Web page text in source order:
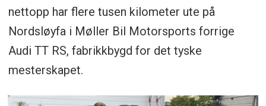
nettopp har flere tusen kilometer ute på
Nordsløyfa i Møller Bil Motorsports forrige
Audi TT RS, fabrikkbygd for det tyske
mesterskapet.